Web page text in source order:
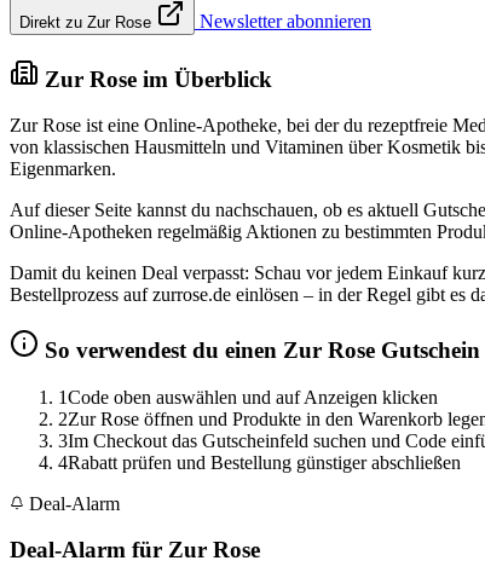
Direkt zu Zur Rose Newsletter abonnieren
Zur Rose im Überblick
Zur Rose ist eine Online-Apotheke, bei der du rezeptfreie
von klassischen Hausmitteln und Vitaminen über Kosmetik
Eigenmarken.
Auf dieser Seite kannst du nachschauen, ob es aktuell
Online-Apotheken regelmäßig Aktionen zu bestimmten
Damit du keinen Deal verpasst: Schau vor jedem Einkauf
Bestellprozess auf zurrose.de einlösen – in der Regel gibt es
So verwendest du einen Zur Rose Gutschein
1Code oben auswählen und auf Anzeigen klicken
2Zur Rose öffnen und Produkte in den Warenkorb
3Im Checkout das Gutscheinfeld suchen und Code
4Rabatt prüfen und Bestellung günstiger abschließen
Deal-Alarm
Deal-Alarm für Zur Rose